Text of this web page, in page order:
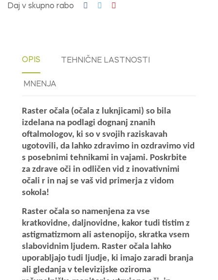
Daj v skupno rabo
OPIS TEHNIČNE LASTNOSTI
MNENJA
Raster očala (očala z luknjicami) so bila
izdelana na podlagi dognanj znanih
oftalmologov, ki so v svojih raziskavah
ugotovili, da lahko zdravimo in ozdravimo vid
s posebnimi tehnikami in vajami. Poskrbite
za zdrave oči in odličen vid z inovativnimi
očali r in naj se vaš vid primerja z vidom
sokola!
Raster očala so namenjena za vse
kratkovidne, daljnovidne, kakor tudi tistim z
astigmatizmom ali astenopijo, skratka vsem
slabovidnim ljudem. Raster očala lahko
uporabljajo tudi ljudje, ki imajo zaradi branja
ali gledanja v televizijske oziroma